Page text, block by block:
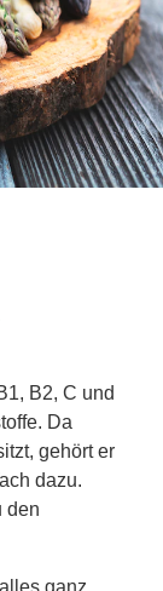
B2, C und
Da
gehört er
dazu.
den